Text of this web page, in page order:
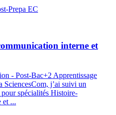
Prepa EC
interne et
- Post-Bac+2 Apprentissage
SciencesCom, j’ai suivi un
spécialités Histoire-
et ...